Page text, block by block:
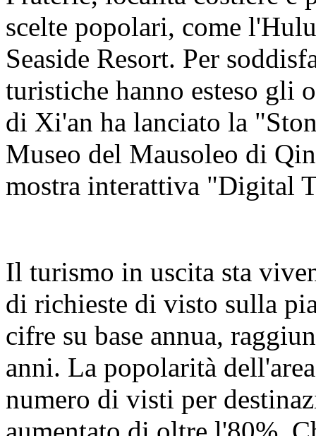
scelte popolari, come
Seaside Resort. Per
turistiche hanno esteso gli
di Xi'an ha lanciato la
Museo del Mausoleo di
mostra interattiva "Digital
Il turismo in uscita sta
di richieste di visto sulla
cifre su base annua,
anni. La popolarità
numero di visti per